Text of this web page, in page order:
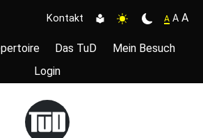
Kontakt A A A
Das TuD
Mein Besuch
Login